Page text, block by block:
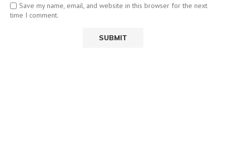
Save my name, email, and website in this browser for the next
time I comment.